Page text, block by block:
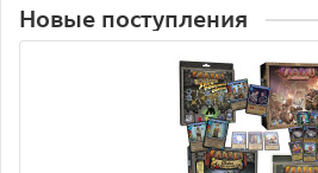
Новые поступления